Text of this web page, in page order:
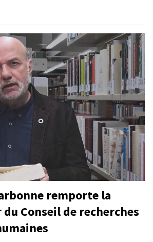
remporte la
du Conseil de recherches